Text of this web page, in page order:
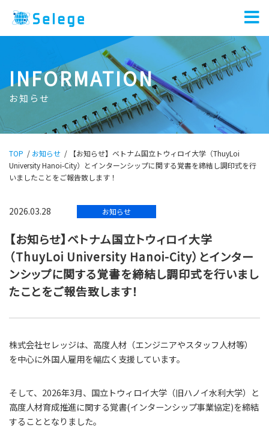
INFORMATION
お知らせ
TOP / お知らせ /
【お知らせ】ベトナム国立トウィロイ大学（ThuyLoi
University Hanoi-City）とインターンシップに関する覚書を締結し調印式を行
いましたことをご報告致します！
2026.03.28 お知らせ
【お知らせ】ベトナム国立トウィロイ大学
（ThuyLoi University Hanoi-City）とインター
ンシップに関する覚書を締結し調印式を行いまし
たことをご報告致します！
株式会社セレッジは、高度人材（エンジニアやスタッフ人材等）
を中心に外国人雇用を幅広く支援しています。
そして、2026年3月、国立トウィロイ大学（旧ハノイ水利大学）と
高度人材育成推進に関する覚書(インターンシップ事業協定)を締結
することとなりました。